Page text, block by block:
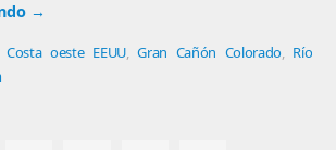
→
Costa oeste EEUU,Gran Cañón Colorado, Río